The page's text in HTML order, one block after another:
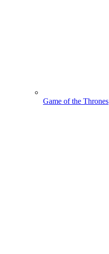
Game of the Thrones